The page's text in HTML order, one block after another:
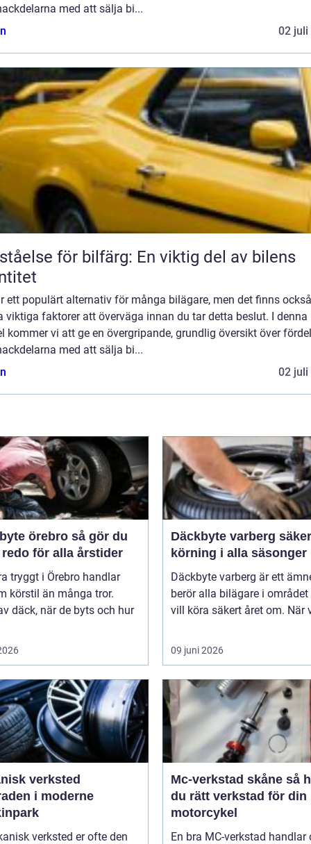
med att sälja bi...
02 juli
för bilfärg: En viktig del av bilens
ett populärt alternativ för många bilägare, men det finns också
viktiga faktorer att överväga innan du tar detta beslut. I denna
kommer vi att ge en övergripande, grundlig översikt över
med att sälja bi...
02 juli
örebro så gör du
för alla årstider
tryggt i Örebro handlar
körstil än många tror.
däck, när de byts och hur
Däckbyte varberg säker
körning i alla säsonger
Däckbyte varberg är ett
berör alla bilägare i
vill köra säkert året om. När
09 juni 2026
verksted
i moderne
verksted er ofte den
Mc-verkstad skåne så hittar
du rätt verkstad för din
motorcykel
En bra MC-verkstad handlar